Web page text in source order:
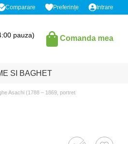
Comparare Preferințe Intrare
pauza)
Comanda mea
SI BAGHET
Asachi (1788 – 1869, portret